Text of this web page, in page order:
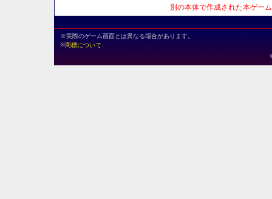
別の本体で作成された本ゲー
※実際のゲーム画面とは異なる場合があります。
※商標について